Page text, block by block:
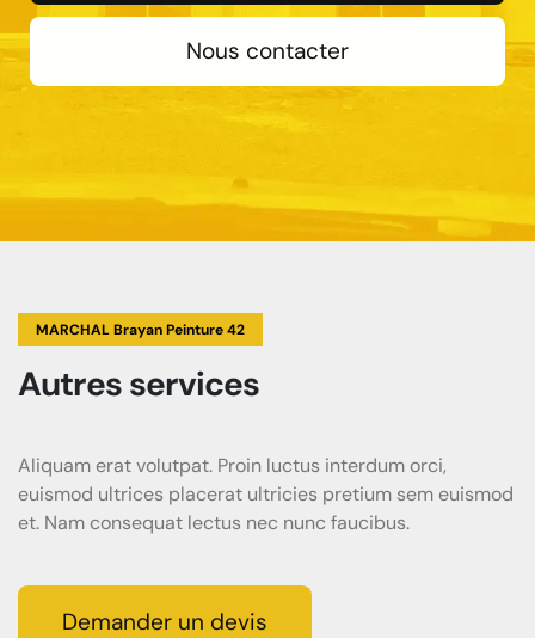
Nous contacter
MARCHAL Brayan Peinture 42
Autres services
Aliquam erat volutpat. Proin luctus interdum orci,
euismod ultrices placerat ultricies pretium sem euismod
et. Nam consequat lectus nec nunc faucibus.
Demander un devis